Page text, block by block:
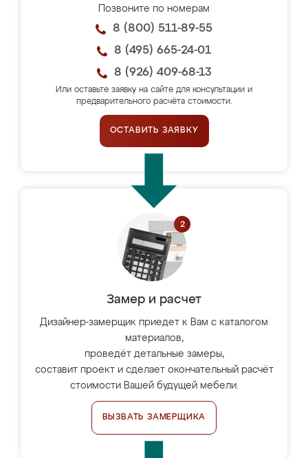
Позвоните по номерам
8 (800) 511-89-55
8 (495) 665-24-01
8 (926) 409-68-13
Или оставьте заявку на сайте для консультации и
предварительного расчёта стоимости.
ОСТАВИТЬ ЗАЯВКУ
Замер и расчет
Дизайнер-замерщик приедет к Вам с каталогом
материалов,
проведёт детальные замеры,
составит проект и сделает окончательный расчёт
стоимости Вашей будущей мебели.
ВЫЗВАТЬ ЗАМЕРЩИКА